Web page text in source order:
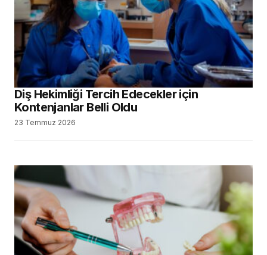
Diş Hekimliği Tercih Edecekler için
Kontenjanlar Belli Oldu
23 Temmuz 2026